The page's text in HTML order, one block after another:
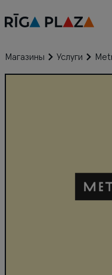
Магазины Услуги